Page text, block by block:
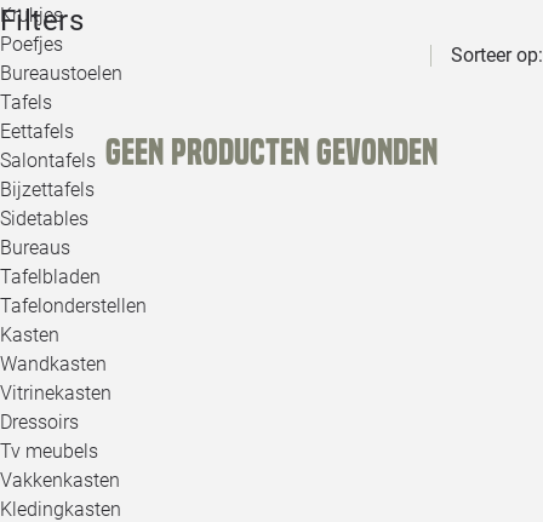
Krukjes
Poefjes
Bureaustoelen
Tafels
Eettafels
Salontafels
Bijzettafels
Sidetables
Bureaus
Tafelbladen
Tafelonderstellen
Kasten
Wandkasten
Vitrinekasten
Dressoirs
Tv meubels
Vakkenkasten
Kledingkasten
Filters
Sorteer op:
Geen producten gevonden